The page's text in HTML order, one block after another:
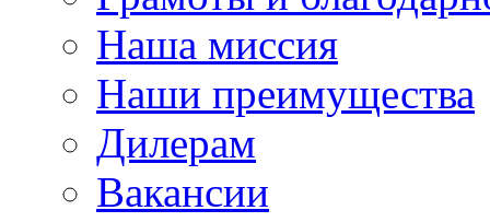
Наша миссия
Наши преимущества
Дилерам
Вакансии